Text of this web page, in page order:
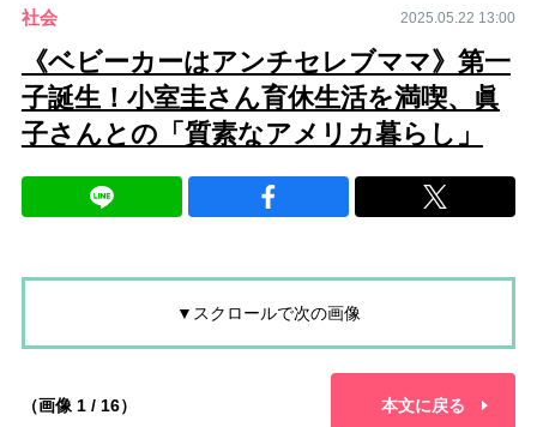
社会 2025.05.22 13:00
《ベビーカーはアンチセレブママ》第一
子誕生！小室圭さん育休生活を満喫、眞
子さんとの「質素なアメリカ暮らし」
▼スクロールで次の画像
（画像 1 / 16） 本文に戻る